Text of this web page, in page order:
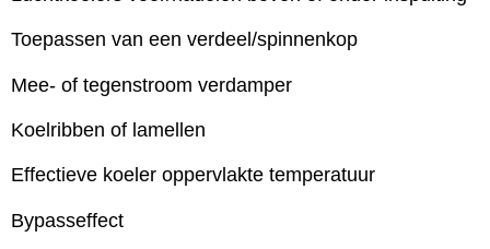
Toepassen van een verdeel/spinnenkop
Mee- of tegenstroom verdamper
Koelribben of lamellen
Effectieve koeler oppervlakte temperatuur
Bypasseffect